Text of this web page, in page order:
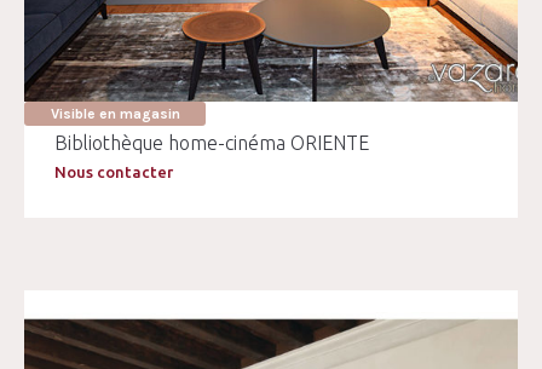
Visible en magasin
Bibliothèque home-cinéma ORIENTE
Nous contacter